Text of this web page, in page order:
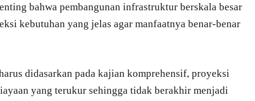
bahwa pembangunan infrastruktur berskala besar
kebutuhan yang jelas agar manfaatnya benar-benar
didasarkan pada kajian komprehensif, proyeksi
yang terukur sehingga tidak berakhir menjadi